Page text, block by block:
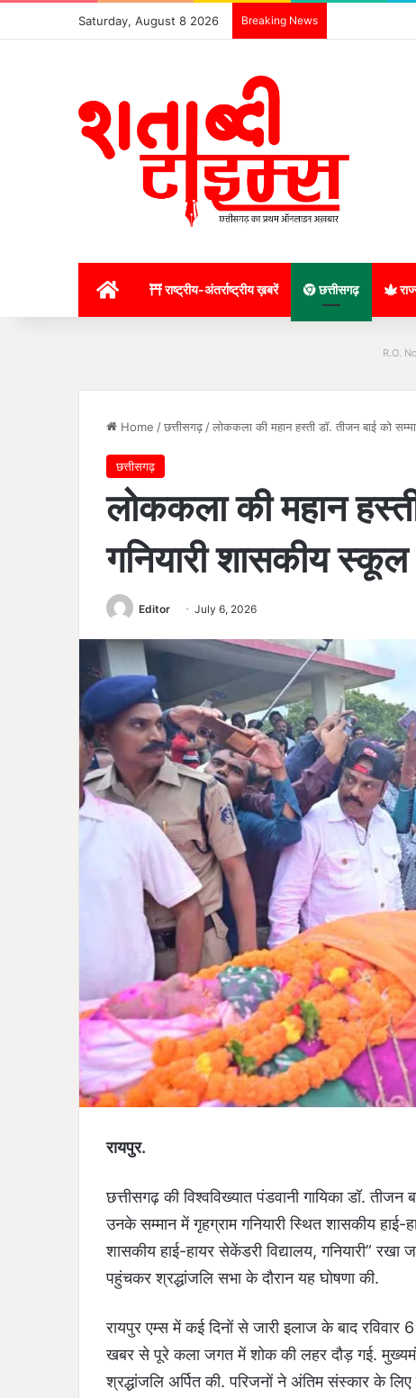
Saturday, August 8 2026 Breaking News
राष्ट्रीय-अंतर्राष्ट्रीय ख़बरें छत्तीसगढ़
R.O.
Home /छत्तीसगढ़ /लोककला की महान हस्ती डॉ. तीजन बाई को
छत्तीसगढ़
लोककला की महान
गनियारी शासकीय
Editor July 6, 2026
रायपुर.
छत्तीसगढ़ की विश्वविख्यात पंडवानी गायिका डॉ.
उनके सम्मान में गृहग्राम गनियारी स्थित शासकीय
शासकीय हाई-हायर सेकेंडरी विद्यालय, गनियारी” रखा
पहुंचकर श्रद्धांजलि सभा के दौरान यह घोषणा की.
रायपुर एम्स में कई दिनों से जारी इलाज के बाद
खबर से पूरे कला जगत में शोक की लहर दौड़ गई.
श्रद्धांजलि अर्पित की. परिजनों ने अंतिम संस्कार के लिए